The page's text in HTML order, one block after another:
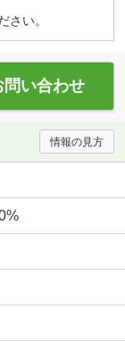
さい。
問い合わせ
情報の見方